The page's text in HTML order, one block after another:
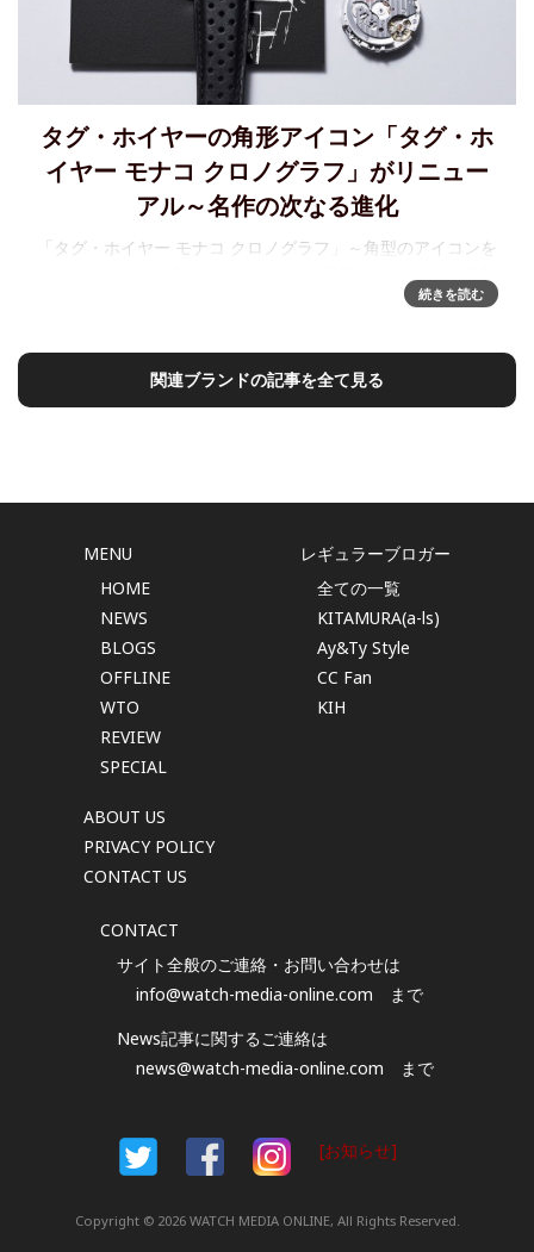
タグ・ホイヤーの角形アイコン「タグ・ホ
イヤー モナコ クロノグラフ」がリニュー
アル～名作の次なる進化
「タグ・ホイヤー モナコ クロノグラフ」～角型のアイコンを
紀以上の時を経て、名作「タグ・ホイヤー モナコ」が次なる
続きを読む
関連ブランドの記事を全て見る
MENU
HOME
NEWS
BLOGS
OFFLINE
WTO
REVIEW
SPECIAL
ABOUT US
PRIVACY POLICY
CONTACT US
レギュラーブロガー
全ての一覧
KITAMURA(a-ls)
Ay&Ty Style
CC Fan
KIH
CONTACT
サイト全般のご連絡・お問い合わせは
info@watch-media-online.com まで
News記事に関するご連絡は
news@watch-media-online.com まで
[お知らせ]
Copyright © 2026 WATCH MEDIA ONLINE, All Rights Reserved.